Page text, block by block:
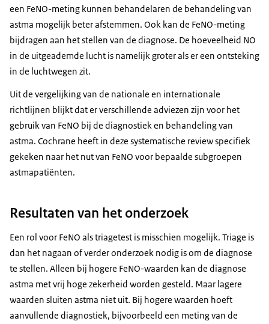
een FeNO-meting kunnen behandelaren de behandeling van
astma mogelijk beter afstemmen. Ook kan de FeNO-meting
bijdragen aan het stellen van de diagnose. De hoeveelheid NO
in de uitgeademde lucht is namelijk groter als er een ontsteking
in de luchtwegen zit.
Uit de vergelijking van de nationale en internationale
richtlijnen blijkt dat er verschillende adviezen zijn voor het
gebruik van FeNO bij de diagnostiek en behandeling van
astma. Cochrane heeft in deze systematische review specifiek
gekeken naar het nut van FeNO voor bepaalde subgroepen
astmapatiënten.
Resultaten van het onderzoek
Een rol voor FeNO als triagetest is misschien mogelijk. Triage is
dan het nagaan of verder onderzoek nodig is om de diagnose
te stellen. Alleen bij hogere FeNO-waarden kan de diagnose
astma met vrij hoge zekerheid worden gesteld. Maar lagere
waarden sluiten astma niet uit. Bij hogere waarden hoeft
aanvullende diagnostiek, bijvoorbeeld een meting van de